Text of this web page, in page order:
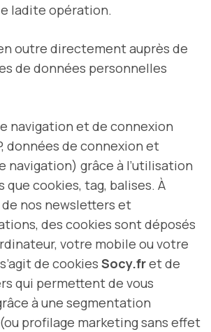
ladite opération.
outre directement auprès de
de données personnelles
navigation et de connexion
données de connexion et
navigation) grâce à l’utilisation
que cookies, tag, balises. À
de nos newsletters et
des cookies sont déposés
votre mobile ou votre
de cookies Socy.fret de
qui permettent de vous
à une segmentation
profilage marketing sans effet